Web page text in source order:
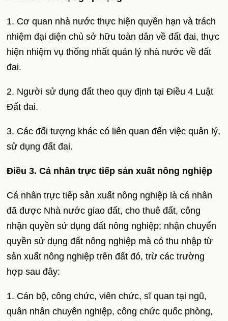
1. Cơ quan nhà nước thực hiện quyền hạn và trách
nhiệm đại diện chủ sở hữu toàn dân về đất đai, thực
hiện nhiệm vụ thống nhất quản lý nhà nước về đất
đai.
2. Người sử dụng đất theo quy định tại Điều 4 Luật
Đất đai.
3. Các đối tượng khác có liên quan đến việc quản lý,
sử dụng đất đai.
Điều 3. Cá nhân trực tiếp sản xuất nông nghiệp
Cá nhân trực tiếp sản xuất nông nghiệp là cá nhân
đã được Nhà nước giao đất, cho thuê đất, công
nhận quyền sử dụng đất nông nghiệp; nhận chuyển
quyền sử dụng đất nông nghiệp mà có thu nhập từ
sản xuất nông nghiệp trên đất đó, trừ các trường
hợp sau đây:
1. Cán bộ, công chức, viên chức, sĩ quan tại ngũ,
quân nhân chuyên nghiệp, công chức quốc phòng,